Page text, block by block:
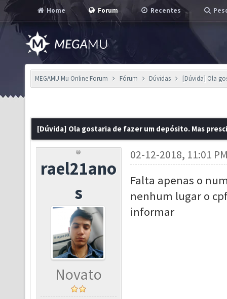
Home Forum Recentes
MEGAMU Mu Online Forum Fórum Dúvidas [Dúvida] Ola
[Dúvida] Ola gostaria de fazer um depósito. Mas
rael21ano
s
Novato
02-12-2018, 11:01
Falta apenas o
nenhum lugar o
informar